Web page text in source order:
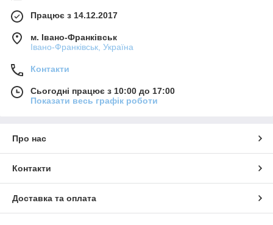
Працює з 14.12.2017
м. Івано-Франківськ
Івано-Франківськ, Україна
Контакти
Сьогодні працює з 10:00 до 17:00
Показати весь графік роботи
Про нас
Контакти
Доставка та оплата